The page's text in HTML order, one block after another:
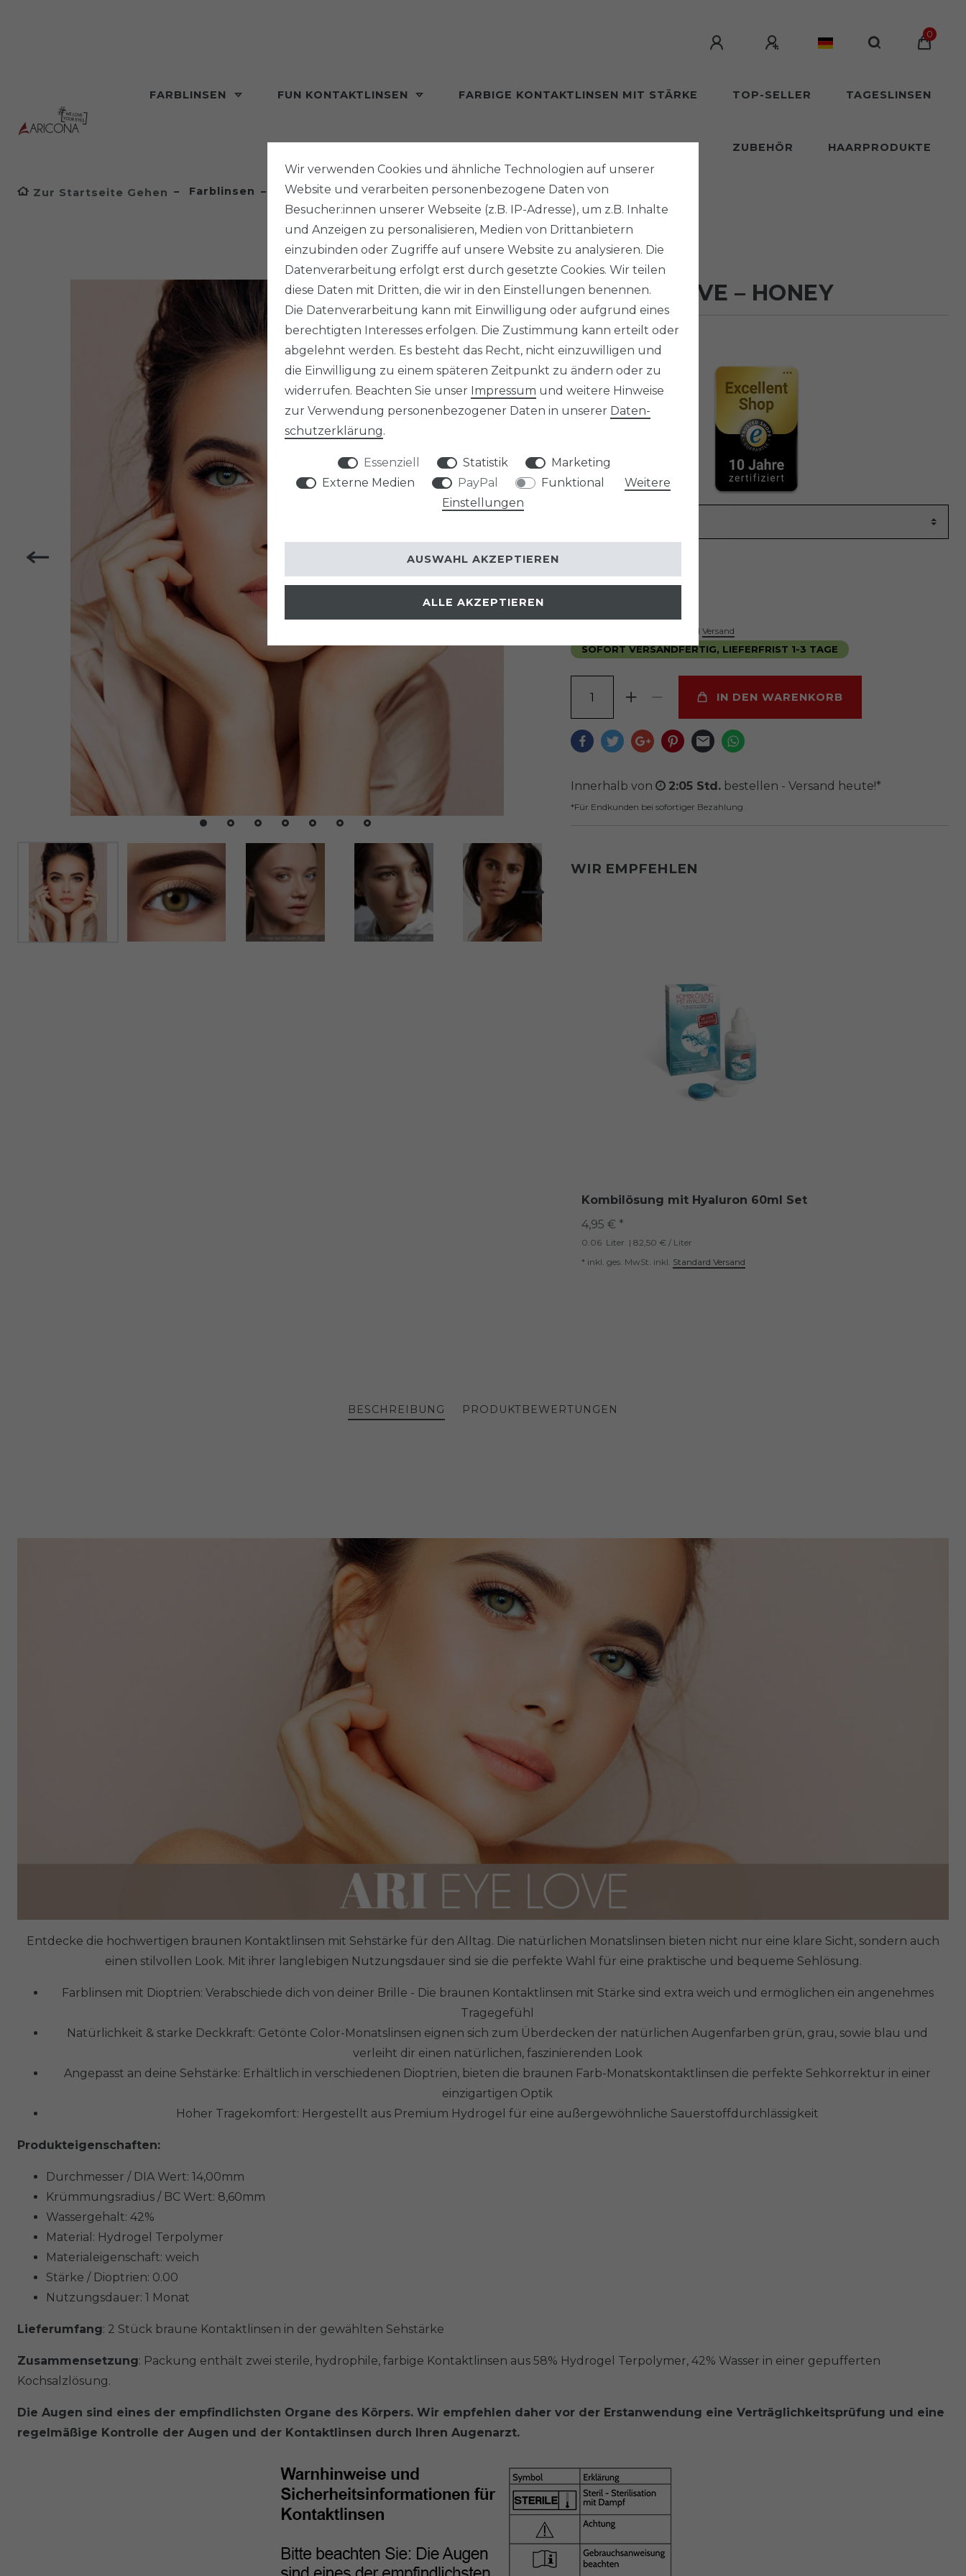
0
FARBLINSEN FUN KONTAKTLINSEN FARBIGE KONTAKTLINSEN MIT STÄRKE TOP-SELLER TAGESLINSEN
ZUBEHÖR HAARPRODUKTE
Zur Startseite Gehen Farblinsen Natürliche Kontaktlinsen ARI EYE LOVE – HONEY
ARI EYE LOVE – HONEY
Artikelnummer
16,95 EUR
* inkl. ges. MwSt. inkl. Standard Versand
SOFORT VERSANDFERTIG, LIEFERFRIST 1-3 TAGE
IN DEN WARENKORB
Innerhalb von 2:05 Std. bestellen - Versand heute!*
*Für Endkunden bei sofortiger Bezahlung
WIR EMPFEHLEN
Kombilösung mit Hyaluron 60ml Set
4,95 € *
0.06 Liter | 82,50 € / Liter
* inkl. ges. MwSt. inkl. Standard Versand
BESCHREIBUNG PRODUKTBEWERTUNGEN
Entdecke die hochwertigen braunen Kontaktlinsen mit Sehstärke für den Alltag. Die natürlichen Monatslinsen bieten nicht nur eine klare Sicht, sondern auch
einen stilvollen Look. Mit ihrer langlebigen Nutzungsdauer sind sie die perfekte Wahl für eine praktische und bequeme Sehlösung.
Farblinsen mit Dioptrien: Verabschiede dich von deiner Brille - Die braunen Kontaktlinsen mit Stärke sind extra weich und ermöglichen ein angenehmes
Tragegefühl
Natürlichkeit & starke Deckkraft: Getönte Color-Monatslinsen eignen sich zum Überdecken der natürlichen Augenfarben grün, grau, sowie blau und
verleiht dir einen natürlichen, faszinierenden Look
Angepasst an deine Sehstärke: Erhältlich in verschiedenen Dioptrien, bieten die braunen Farb-Monatskontaktlinsen die perfekte Sehkorrektur in einer
einzigartigen Optik
Hoher Tragekomfort: Hergestellt aus Premium Hydrogel für eine außergewöhnliche Sauerstoffdurchlässigkeit
Produkteigenschaften:
Durchmesser / DIA Wert: 14,00mm
Krümmungsradius / BC Wert: 8,60mm
Wassergehalt: 42%
Material: Hydrogel Terpolymer
Materialeigenschaft: weich
Stärke / Dioptrien: 0.00
Nutzungsdauer: 1 Monat
Lieferumfang: 2 Stück braune Kontaktlinsen in der gewählten Sehstärke
Zusammensetzung: Packung enthält zwei sterile, hydrophile, farbige Kontaktlinsen aus 58% Hydrogel Terpolymer, 42% Wasser in einer gepufferten
Kochsalzlösung.
Die Augen sind eines der empfindlichsten Organe des Körpers. Wir empfehlen daher vor der Erstanwendung eine Verträglichkeitsprüfung und eine
regelmäßige Kontrolle der Augen und der Kontaktlinsen durch Ihren Augenarzt.
Wir verwenden Cookies und ähnliche Technologien auf unserer
Website und verarbeiten personenbezogene Daten von
Besucher:innen unserer Webseite (z.B. IP-Adresse), um z.B. Inhalte
und Anzeigen zu personalisieren, Medien von Drittanbietern
einzubinden oder Zugriffe auf unsere Website zu analysieren. Die
Datenverarbeitung erfolgt erst durch gesetzte Cookies. Wir teilen
diese Daten mit Dritten, die wir in den Einstellungen benennen.
Die Datenverarbeitung kann mit Einwilligung oder aufgrund eines
berechtigten Interesses erfolgen. Die Zustimmung kann erteilt oder
abgelehnt werden. Es besteht das Recht, nicht einzuwilligen und
die Einwilligung zu einem späteren Zeitpunkt zu ändern oder zu
widerrufen. Beachten Sie unser Impressum und weitere Hinweise
zur Verwendung personenbezogener Daten in unserer Daten­
schutz­erklärung.
Essenziell Statistik
Marketing
Externe Medien
PayPal Funktional
Weitere
Einstellungen
ALLE AKZEPTIEREN
AUSWAHL AKZEPTIEREN